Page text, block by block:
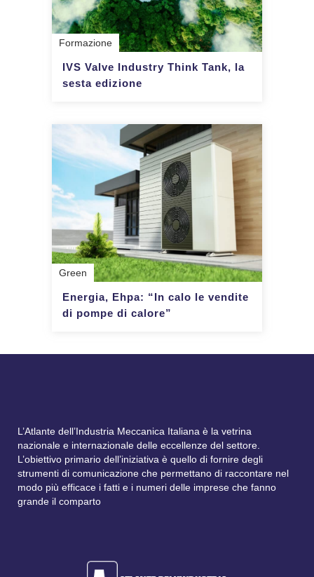
Formazione
IVS Valve Industry Think Tank, la
sesta edizione
Green
Energia, Ehpa: “In calo le vendite
di pompe di calore”
L’Atlante dell’Industria Meccanica Italiana è la vetrina
nazionale e internazionale delle eccellenze del settore.
L’obiettivo primario dell’iniziativa è quello di fornire degli
strumenti di comunicazione che permettano di raccontare nel
modo più efficace i fatti e i numeri delle imprese che fanno
grande il comparto